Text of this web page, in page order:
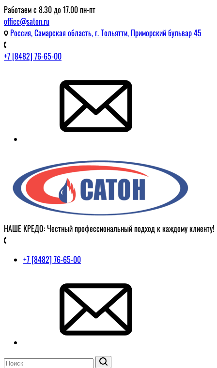
Работаем с 8.30 до 17.00 пн-пт
office@saton.ru
Россия, Самарская область, г. Тольятти, Приморский бульвар 45
+7 [8482] 76-65-00
НАШЕ КРЕДО: Честный профессиональный подход к каждому клиенту!
+7 [8482] 76-65-00